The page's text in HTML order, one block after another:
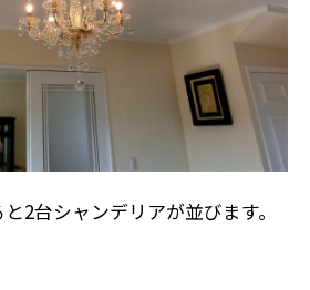
2台シャンデリアが並びます。